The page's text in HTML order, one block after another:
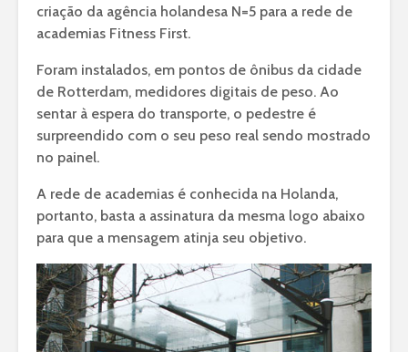
criação da agência holandesa N=5 para a rede de
academias Fitness First.
Foram instalados, em pontos de ônibus da cidade
de Rotterdam, medidores digitais de peso. Ao
sentar à espera do transporte, o pedestre é
surpreendido com o seu peso real sendo mostrado
no painel.
A rede de academias é conhecida na Holanda,
portanto, basta a assinatura da mesma logo abaixo
para que a mensagem atinja seu objetivo.